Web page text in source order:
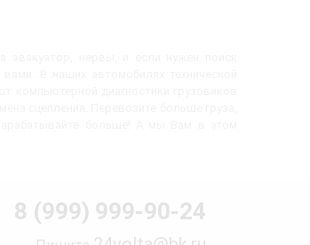
8 (999) 999-90-24